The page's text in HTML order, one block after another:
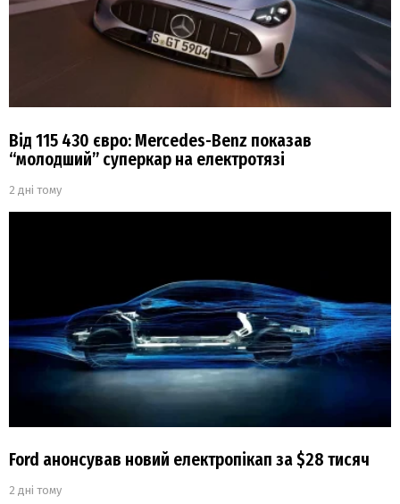
Від 115 430 євро: Mercedes-Benz показав
“молодший” суперкар на електротязі
2 дні тому
Ford анонсував новий електропікап за $28 тисяч
2 дні тому